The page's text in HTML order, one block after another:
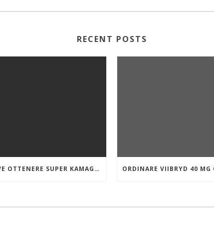
RECENT POSTS
DOVE OTTENERE SUPER KAMAGRA A BUON MERCATO